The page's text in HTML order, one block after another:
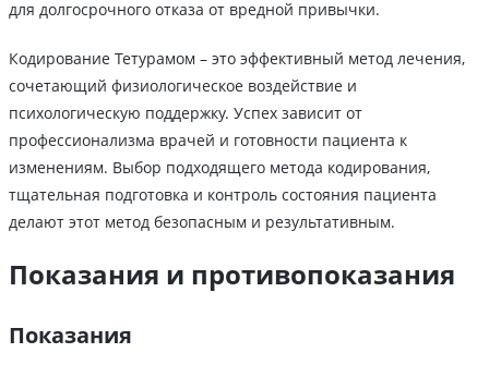
для долгосрочного отказа от вредной привычки.
Кодирование Тетурамом – это эффективный метод лечения,
сочетающий физиологическое воздействие и
психологическую поддержку. Успех зависит от
профессионализма врачей и готовности пациента к
изменениям. Выбор подходящего метода кодирования,
тщательная подготовка и контроль состояния пациента
делают этот метод безопасным и результативным.
Показания и противопоказания
Показания